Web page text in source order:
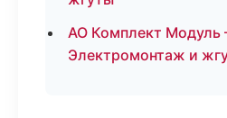
АО Комплект
Электромонтаж и